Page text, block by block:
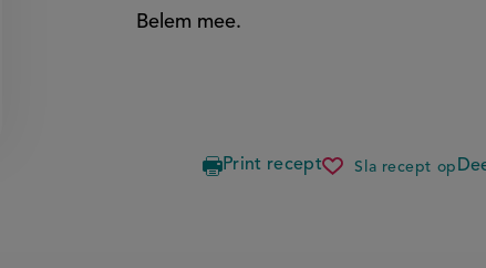
Belem mee.
Print recept Sla recept op
pasteis